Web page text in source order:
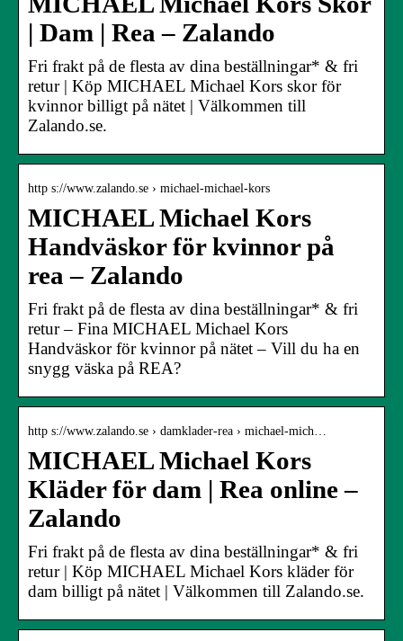
| Dam | Rea – Zalando
Fri frakt på de flesta av dina beställningar* & fri
retur | Köp MICHAEL Michael Kors skor för
kvinnor billigt på nätet | Välkommen till
Zalando.se.
http s://www.zalando.se › michael-michael-kors
MICHAEL Michael Kors
Handväskor för kvinnor på
rea – Zalando
Fri frakt på de flesta av dina beställningar* & fri
retur – Fina MICHAEL Michael Kors
Handväskor för kvinnor på nätet – Vill du ha en
snygg väska på REA?
http s://www.zalando.se › damklader-rea › michael-mich…
MICHAEL Michael Kors
Kläder för dam | Rea online –
Zalando
Fri frakt på de flesta av dina beställningar* & fri
retur | Köp MICHAEL Michael Kors kläder för
dam billigt på nätet | Välkommen till Zalando.se.